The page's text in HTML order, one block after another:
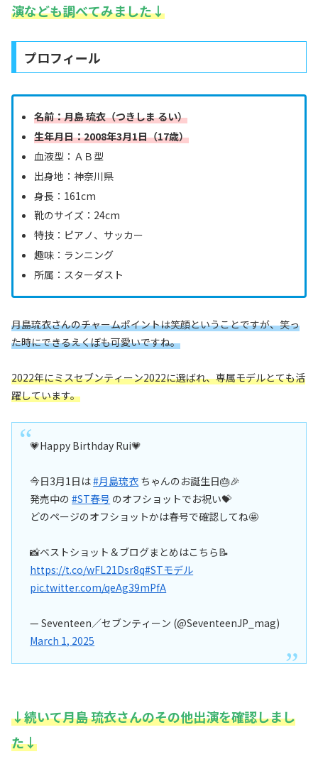
演なども調べてみました↓
プロフィール
名前：月島 琉衣（つきしま るい）
生年月日：2008年3月1日（17歳）
血液型：ＡＢ型
出身地：神奈川県
身長：161cm
靴のサイズ：24cm
特技：ピアノ、サッカー
趣味：ランニング
所属：スターダスト
月島琉衣さんのチャームポイントは笑顔ということですが、笑っ
た時にできるえくぼも可愛いですね。
2022年にミスセブンティーン2022に選ばれ、専属モデルとても活
躍しています。
💗Happy Birthday Rui💗
今日3月1日は#月島琉衣 ちゃんのお誕生日🎂🎉
発売中の#ST春号 のオフショットでお祝い💝
どのページのオフショットかは春号で確認してね🤩
📸ベストショット＆ブログまとめはこちら📝
https://t.co/wFL21Dsr8q#STモデル
pic.twitter.com/qeAg39mPfA
— Seventeen／セブンティーン (@SeventeenJP_mag)
March 1, 2025
↓続いて月島 琉衣さんのその他出演を確認しまし
た↓